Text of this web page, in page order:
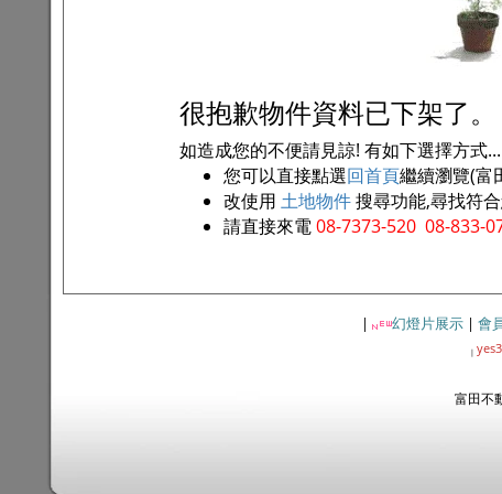
很抱歉物件資料已下架了。
如造成您的不便請見諒! 有如下選擇方式...
您可以直接點選回首頁繼續瀏覽(富
改使用 土地物件搜尋功能,尋找符
請直接來電08-7373-520 08-833-
| 幻燈片展示 | 會
|
富田不